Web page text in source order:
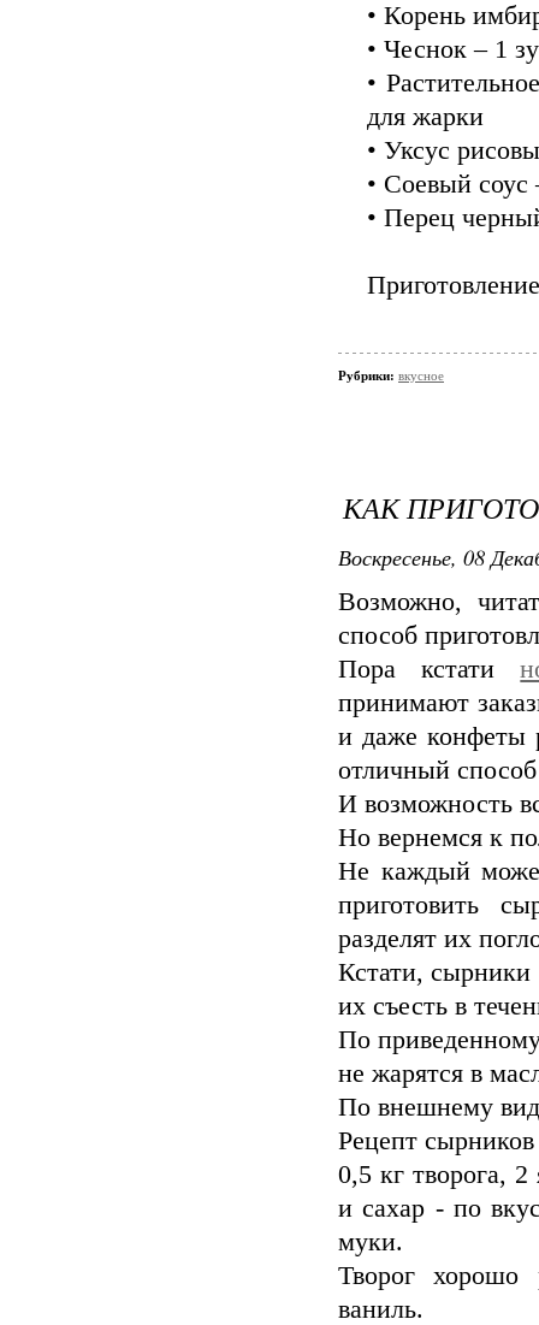
• Корень
• Чеснок – 1
•
для жарки
• Уксус
• Соевый соус
• Перец
Рубрики: вкусное
КАК
Воскресенье, 08
Возможно,
способ
Пора кстати
принимают
и даже конфеты
отличный способ
И возможность
Но вернемся к
Не каждый
приготовить
разделят их
Кстати, сырники
их съесть в
По
не жарятся в
По внешнему
Рецепт
0,5 кг творога,
и сахар - по
муки.
Творог хорошо
ваниль.